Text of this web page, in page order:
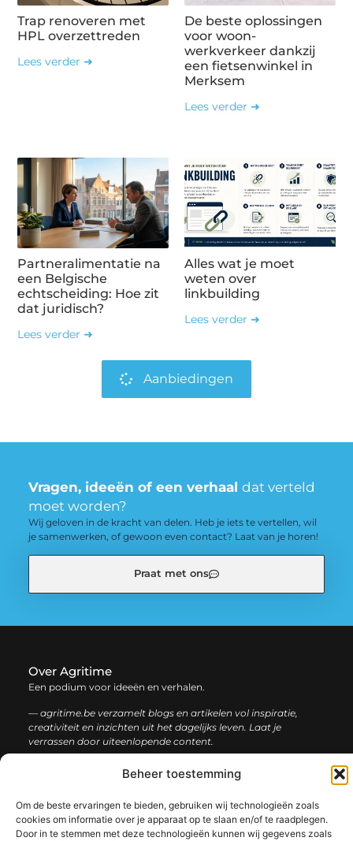
Beheer toestemming
Om de beste ervaringen te bieden, gebruiken wij technologieën zoals
cookies om informatie over je apparaat op te slaan en/of te raadplegen.
Door in te stemmen met deze technologieën kunnen wij gegevens zoals
Trap renoveren met
HPL overzettreden
Lees verder ➜
De beste oplossingen
voor woon-
werkverkeer dankzij
een fietsenwinkel in
Merksem
Lees verder ➜
Partneralimentatie na
een Belgische
echtscheiding: Hoe zit
dat juridisch?
Lees verder ➜
Alles wat je moet
weten over
linkbuilding
Lees verder ➜
Aanbiedingen
Vragen, ideeën of een verhaal dat verteld
moet worden?
Wij geloven in de kracht van delen. Heb je iets te vertellen, wil
je samenwerken, of gewoon even contact? Laat van je horen!
Praat met ons
Over Agritime
Een podium voor ideeën en verhalen.
— agritime.be verzamelt blogs en artikelen vol inspiratie,
creativiteit en inzichten uit het dagelijks leven. Laat je
verrassen door uiteenlopende content.
informatie